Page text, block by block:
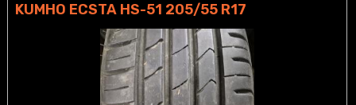
KUMHO ECSTA HS-51 205/55 R17